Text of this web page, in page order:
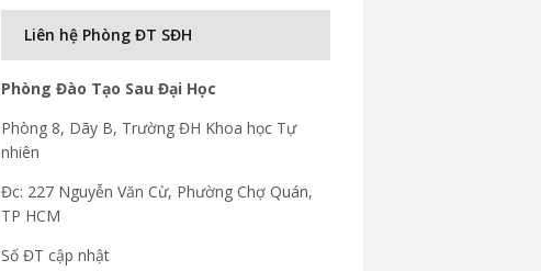
Liên hệ Phòng ĐT SĐH
Phòng Đào Tạo Sau Đại Học
Phòng 8, Dãy B, Trường ĐH Khoa học Tự
nhiên
Đc: 227 Nguyễn Văn Cừ, Phường Chợ Quán,
TP HCM
Số ĐT cập nhật